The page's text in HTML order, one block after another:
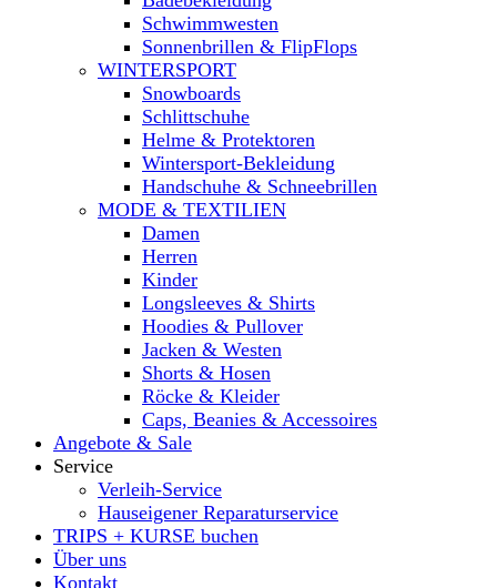
Schwimmwesten
Sonnenbrillen & FlipFlops
WINTERSPORT
Snowboards
Schlittschuhe
Helme & Protektoren
Wintersport-Bekleidung
Handschuhe & Schneebrillen
MODE & TEXTILIEN
Damen
Herren
Kinder
Longsleeves & Shirts
Hoodies & Pullover
Jacken & Westen
Shorts & Hosen
Röcke & Kleider
Caps, Beanies & Accessoires
Angebote & Sale
Service
Verleih-Service
Hauseigener Reparaturservice
TRIPS + KURSE buchen
Über uns
Kontakt